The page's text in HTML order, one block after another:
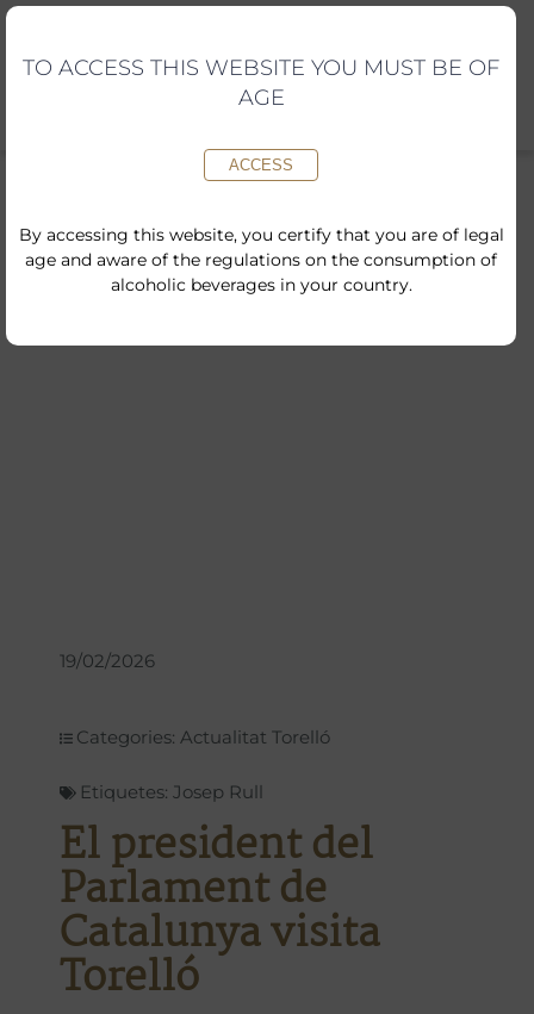
Skip
content
19/02/2026
Categories: Actualitat Torelló
Etiquetes: Josep Rull
El president del
Parlament de
Catalunya visita
Torelló
TO ACCESS THIS WEBSITE YOU MUST BE OF
AGE
ACCESS
By accessing this website, you certify that you are of legal
age and aware of the regulations on the consumption of
alcoholic beverages in your country.